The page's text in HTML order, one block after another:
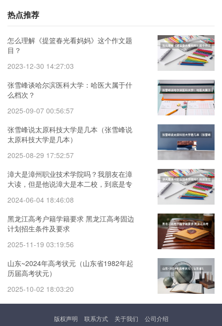
热点推荐
怎么理解《提篮春光看妈妈》这个作文题
目？
2023-12-30 14:27:03
张雪峰谈哈尔滨医科大学：哈医大属于什
么档次？
2025-09-07 00:56:57
张雪峰说太原科技大学是几本（张雪峰说
太原科技大学是几本）
2025-08-29 17:52:57
漳大是漳州职业技术学院吗？我朋友在漳
大读，但是他说漳大是本二校，到底是专
2024-06-04 18:46:08
黑龙江高考户籍学籍要求 黑龙江高考固边
计划招生条件及要求
2025-11-19 03:19:56
山东~2024年高考状元（山东省1982年起
历届高考状元）
2025-10-02 18:03:20
版权声明 联系方式 关于我们 公司介绍